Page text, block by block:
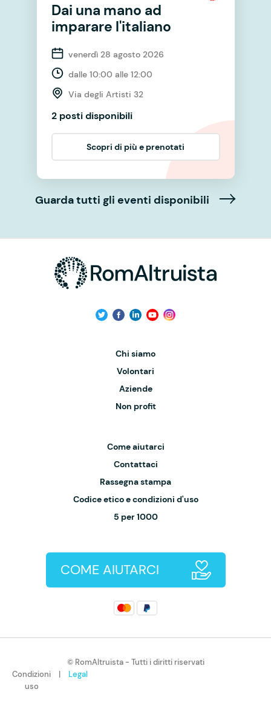
Dai una mano ad
imparare l'italiano
venerdì 28 agosto 2026
dalle 10:00 alle 12:00
Via degli Artisti 32
2 posti disponibili
Scopri di più e prenotati
Guarda tutti gli eventi disponibili
Chi siamo
Volontari
Aziende
Non profit
Come aiutarci
Contattaci
Rassegna stampa
Codice etico e condizioni d'uso
5 per 1000
COME AIUTARCI
© RomAltruista - Tutti i diritti riservati
Condizioni
uso
| Legal